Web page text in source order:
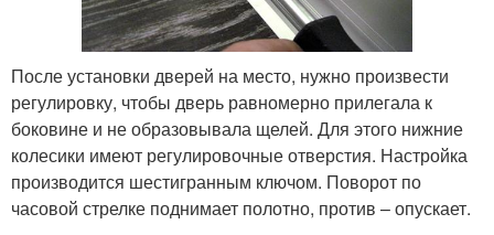
После установки дверей на место, нужно произвести
регулировку, чтобы дверь равномерно прилегала к
боковине и не образовывала щелей. Для этого нижние
колесики имеют регулировочные отверстия. Настройка
производится шестигранным ключом. Поворот по
часовой стрелке поднимает полотно, против – опускает.